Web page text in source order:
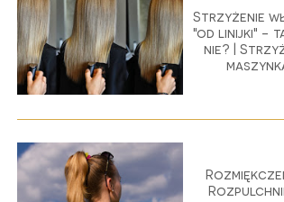
Strzyżenie
"od linijki" -
nie? |